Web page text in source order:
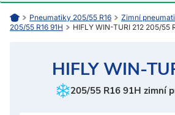
Pneumatiky 205/55 R16
Zimní
205/55 R16 91H
HIFLY WIN-TURI 212 205/55
HIFLY WIN-
205/55 R16 91H zimní